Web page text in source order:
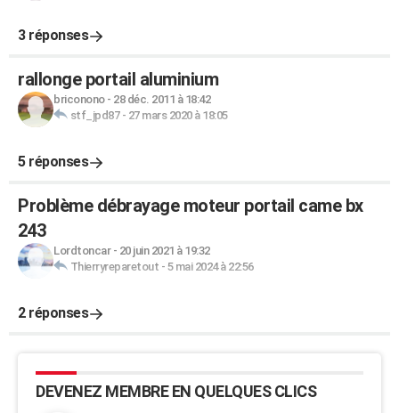
3 réponses
rallonge portail aluminium
briconono- 28 déc. 2011 à 18:42
stf_jpd87- 27 mars 2020 à 18:05
5 réponses
Problème débrayage moteur portail came bx
243
Lordtoncar- 20 juin 2021 à 19:32
Thierryreparetout - 5 mai 2024 à 22:56
2 réponses
DEVENEZ MEMBRE EN QUELQUES CLICS